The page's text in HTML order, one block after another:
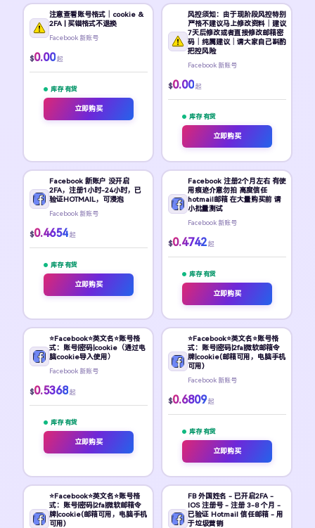
注意查看账号格式｜cookie &
2FA | 买错格式不退换
Facebook 新账号
$0.00 起
库存 有货
立即购买
风控须知：由于现阶段风控特别
严格不建议马上修改资料｜建议
7天后修改或者直接修改邮箱密
码｜纯属建议｜请大家自己斟酌
把控风险
Facebook 新账号
$0.00 起
库存 有货
立即购买
Facebook 新账户 没开启
2FA，注册1小时-24小时，已
验证HOTMAIL，可浸泡
Facebook 新账号
$0.4654 起
库存 有货
立即购买
Facebook 注册2个月左右 有使
用痕迹介意勿拍 高度信任
hotmail邮箱 在大量购买前 请
小批量测试
Facebook 新账号
$0.4742 起
库存 有货
立即购买
⭐Facebook⭐英文名⭐账号格
式：账号|密码|cookie（通过电
脑cookie导入使用）
Facebook 新账号
$0.5368 起
库存 有货
立即购买
⭐Facebook⭐英文名⭐账号格
式：账号|密码|2fa|微软邮箱令
牌|cookie(邮箱可用，电脑手机
可用)
Facebook 新账号
$0.6809 起
库存 有货
立即购买
⭐Facebook⭐英文名⭐账号格
式：账号|密码|2fa|微软邮箱令
牌|cookie(邮箱可用，电脑手机
可用)
FB 外国姓名 - 已开启2FA -
IOS 注册号 - 注册 3-8 个月 -
已验证 Hotmail 信任邮箱 - 用
于垃圾营销